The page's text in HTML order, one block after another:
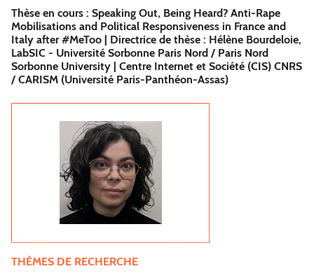
Thèse en cours : Speaking Out, Being Heard? Anti-Rape
Mobilisations and Political Responsiveness in France and
Italy after #MeToo | Directrice de thèse : Hélène Bourdeloie,
LabSIC - Université Sorbonne Paris Nord / Paris Nord
Sorbonne University | Centre Internet et Société (CIS) CNRS
/ CARISM (Université Paris-Panthéon-Assas)
THÈMES DE RECHERCHE